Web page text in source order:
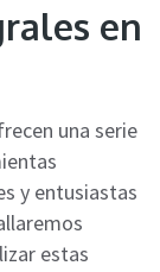
en
una serie
y entusiastas
estas